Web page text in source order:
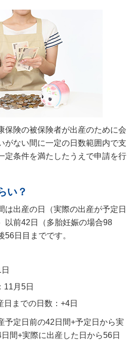
険の被保険者が出産のために会
がない間に一定の日数範囲内で支
定条件を満たしたうえで申請を行
い？
出産の日（実際の出産が予定日
以前42日（多胎妊娠の場合98
56日目までです。
11月5日
日までの日数：+4日
定日前の42日間+予定日から実
間+実際に出産した日から56日